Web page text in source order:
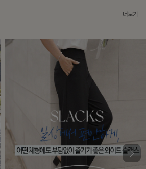
더보기